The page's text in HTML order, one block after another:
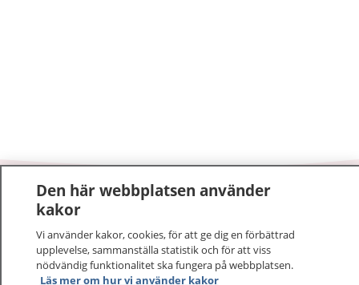
1177–tryggt om din hälsa och vård
På 1177.se får du råd om hälsa och information om
sjukdomar och vilka mottagningar du kan kontakta.
Logga in för att läsa din journal och göra dina
Den här webbplatsen använder
kakor
Vi använder kakor, cookies, för att ge dig en förbättrad
upplevelse, sammanställa statistik och för att viss
nödvändig funktionalitet ska fungera på webbplatsen.
Läs mer om hur vi använder kakor